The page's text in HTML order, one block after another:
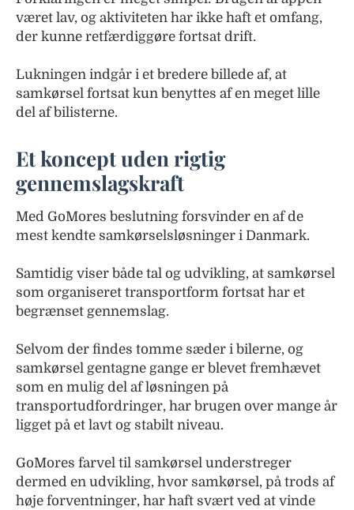
været lav, og aktiviteten har ikke haft et omfang,
der kunne retfærdiggøre fortsat drift.
Lukningen indgår i et bredere billede af, at
samkørsel fortsat kun benyttes af en meget lille
del af bilisterne.
Et koncept uden rigtig
gennemslagskraft
Med GoMores beslutning forsvinder en af de
mest kendte samkørselsløsninger i Danmark.
Samtidig viser både tal og udvikling, at samkørsel
som organiseret transportform fortsat har et
begrænset gennemslag.
Selvom der findes tomme sæder i bilerne, og
samkørsel gentagne gange er blevet fremhævet
som en mulig del af løsningen på
transportudfordringer, har brugen over mange år
ligget på et lavt og stabilt niveau.
GoMores farvel til samkørsel understreger
dermed en udvikling, hvor samkørsel, på trods af
høje forventninger, har haft svært ved at vinde